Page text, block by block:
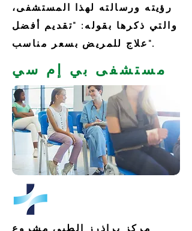
رؤيته ورسالته لهذا المستشفى،
والتي ذكرها بقوله: "تقديم أفضل
علاج للمريض بسعر مناسب".
مستشفى بي إم سي